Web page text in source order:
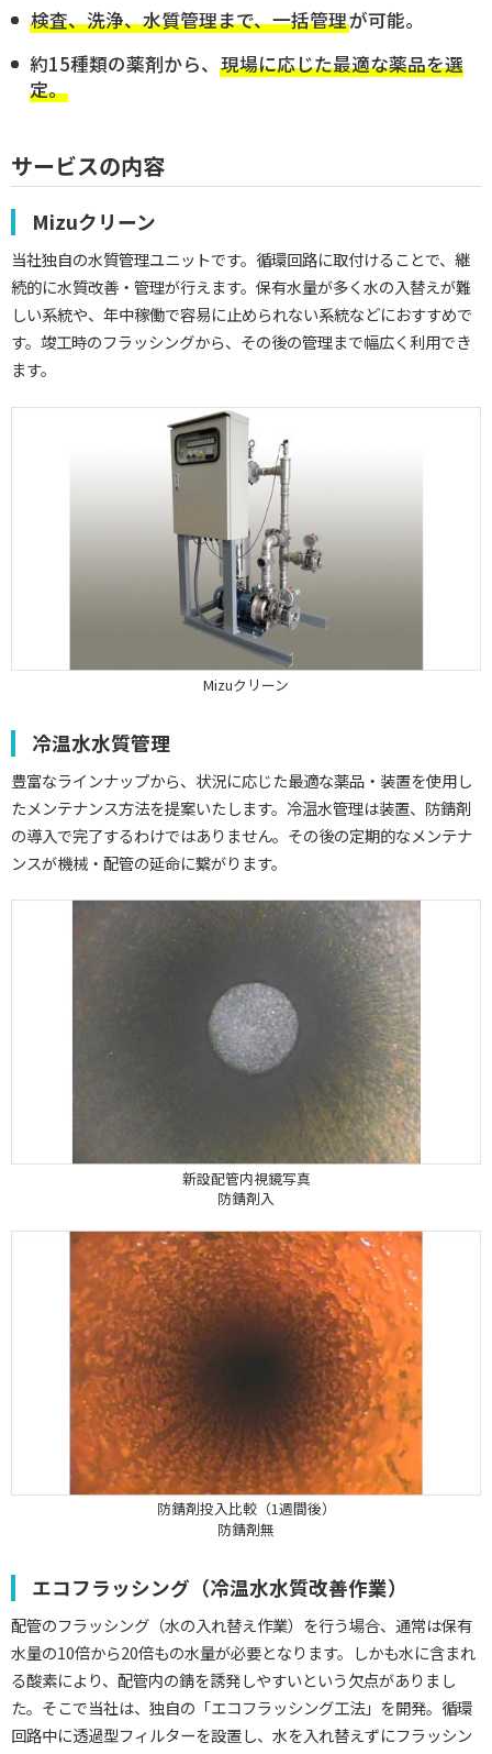
検査、洗浄、水質管理まで、一括管理が可能。
約15種類の薬剤から、 現場に応じた最適な薬品を選
定。
サービスの内容
Mizuクリーン
当社独自の水質管理ユニットです。循環回路に取付けることで、継
続的に水質改善・管理が行えます。保有水量が多く水の入替えが難
しい系統や、年中稼働で容易に止められない系統などにおすすめで
す。竣工時のフラッシングから、その後の管理まで幅広く利用でき
ます。
Mizuクリーン
冷温水水質管理
豊富なラインナップから、状況に応じた最適な薬品・装置を使用し
たメンテナンス方法を提案いたします。冷温水管理は装置、防錆剤
の導入で完了するわけではありません。その後の定期的なメンテナ
ンスが機械・配管の延命に繋がります。
新設配管内視鏡写真
防錆剤入
防錆剤投入比較（1週間後）
防錆剤無
エコフラッシング（冷温水水質改善作業）
配管のフラッシング（水の入れ替え作業）を行う場合、通常は保有
水量の10倍から20倍もの水量が必要となります。しかも水に含まれ
る酸素により、配管内の錆を誘発しやすいという欠点がありまし
た。そこで当社は、独自の「エコフラッシング工法」を開発。循環
回路中に透過型フィルターを設置し、水を入れ替えずにフラッシン